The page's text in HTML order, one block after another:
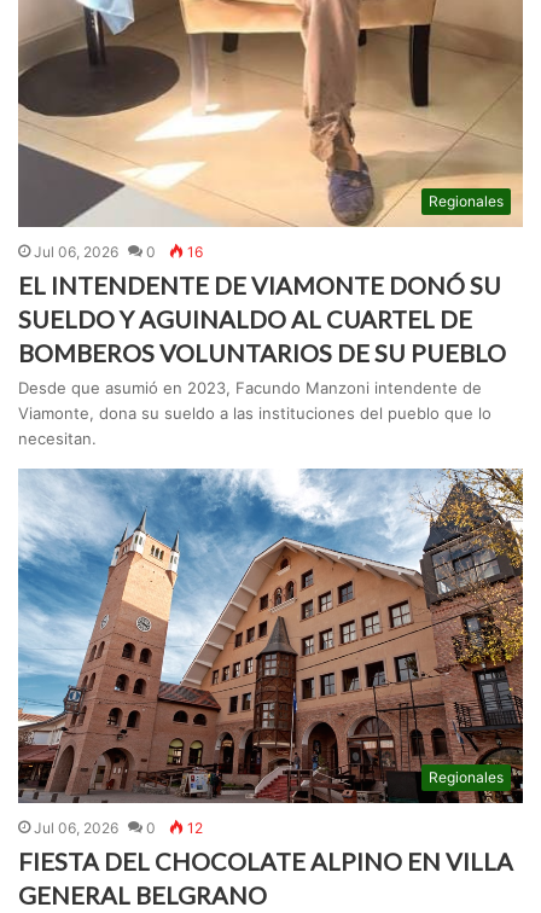
Regionales
Jul 06, 2026 0 16
EL INTENDENTE DE VIAMONTE DONÓ SU
SUELDO Y AGUINALDO AL CUARTEL DE
BOMBEROS VOLUNTARIOS DE SU PUEBLO
Desde que asumió en 2023, Facundo Manzoni intendente de
Viamonte, dona su sueldo a las instituciones del pueblo que lo
necesitan.
Regionales
Jul 06, 2026 0 12
FIESTA DEL CHOCOLATE ALPINO EN VILLA
GENERAL BELGRANO